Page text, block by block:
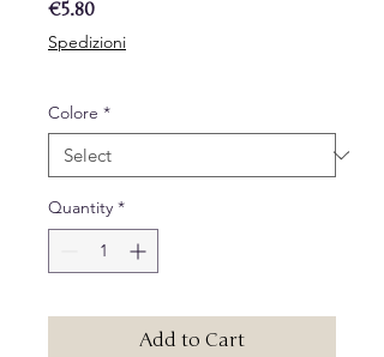
€5.80Price
Spedizioni
Colore *
Quantity *
Add to Cart